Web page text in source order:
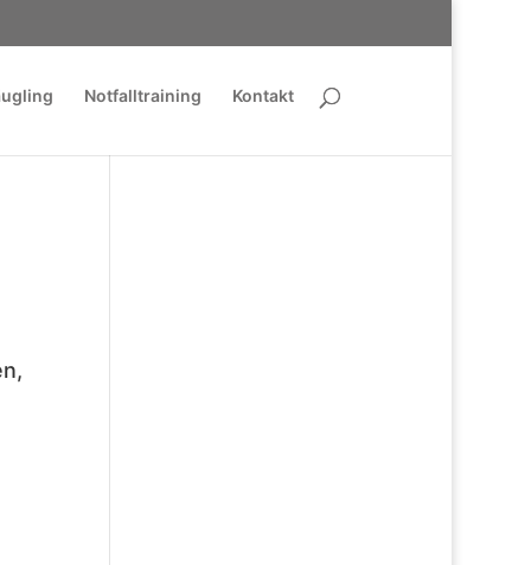
Notfalltraining Kontakt